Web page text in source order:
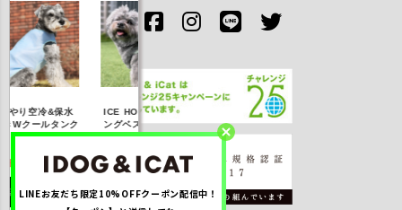
り空冷&保水
Wクールタンク
円(税込み)
詳しく見る
ICE HOLD フィッシ
ングベスト 保冷剤付
円(税込み)
詳しく見る
IDOG ICE HOLD ネ
ッククーラー 保冷剤
円(税込み)
詳しく見る
LINEお友だち限定10%OFFクーポン配信中！